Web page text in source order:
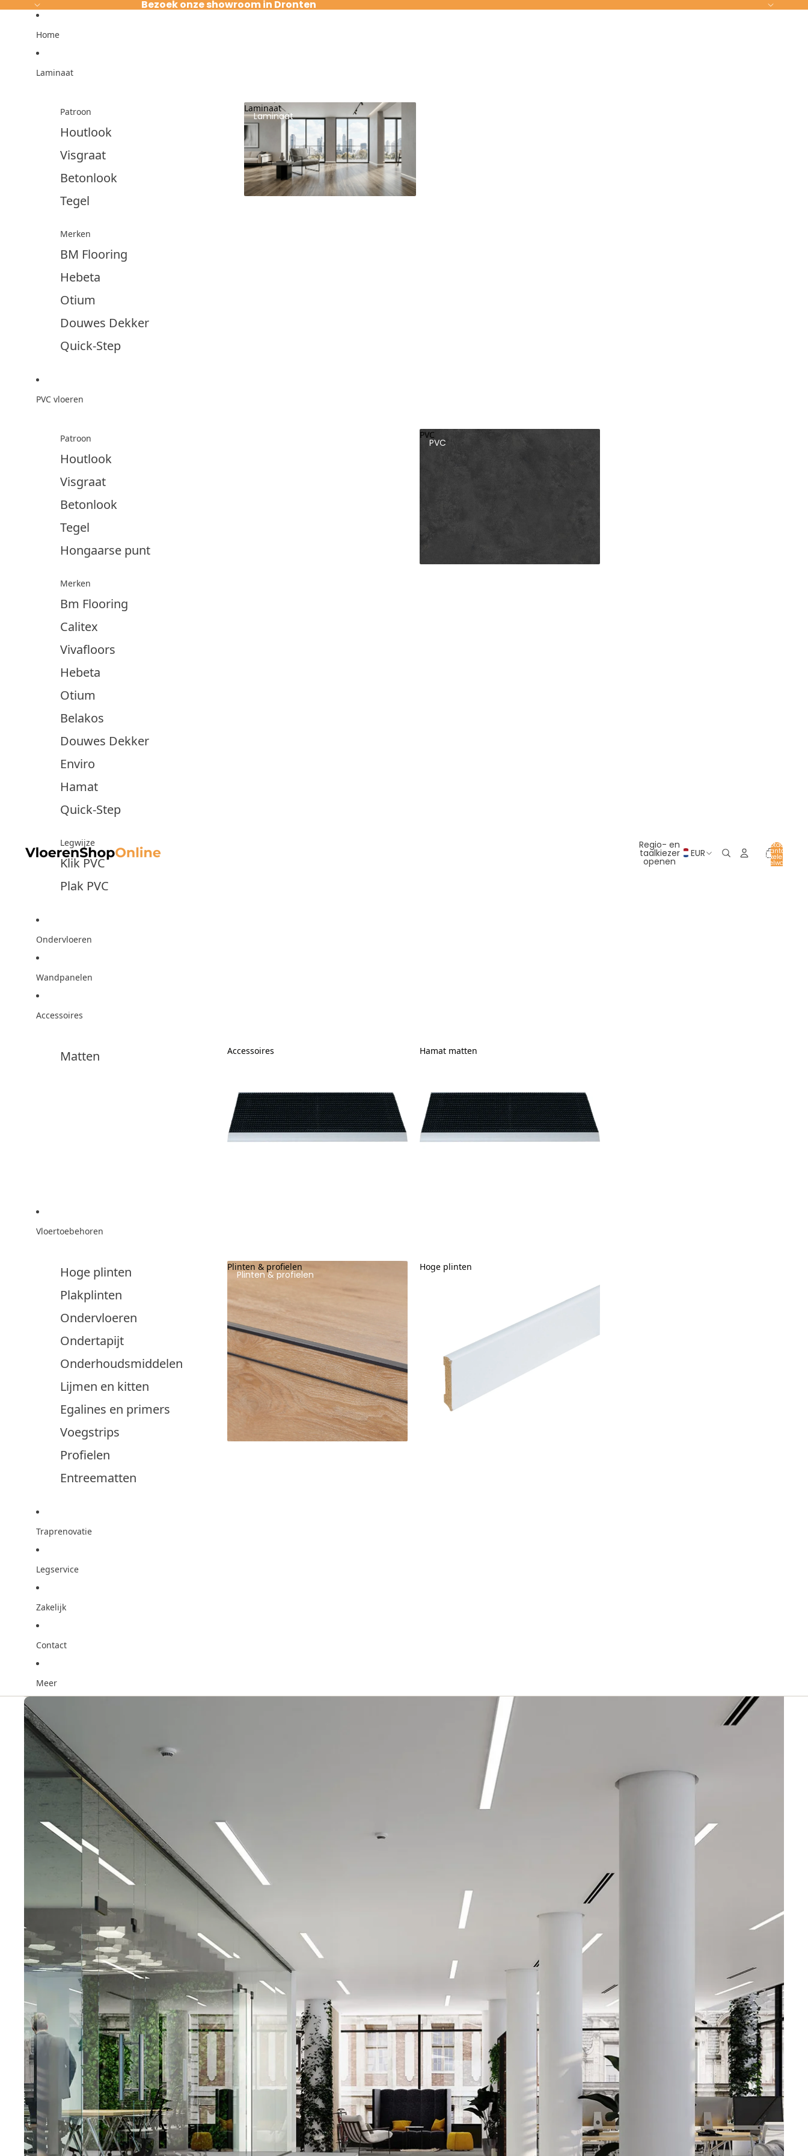
Bezoek onze showroom in Dronten
Home
Laminaat
Patroon
Houtlook
Visgraat
Betonlook
Tegel
Merken
BM Flooring
Hebeta
Otium
Douwes Dekker
Quick-Step
Laminaat
Laminaat
PVC vloeren
Patroon
Houtlook
Visgraat
Betonlook
Tegel
Hongaarse punt
Merken
Bm Flooring
Calitex
Vivafloors
Hebeta
Otium
Belakos
Douwes Dekker
Enviro
Hamat
Quick-Step
Legwijze
Klik PVC
Plak PVC
PVC
PVC
Ondervloeren
Wandpanelen
Accessoires
Matten Accessoires Hamat matten
Vloertoebehoren
Hoge plinten
Plakplinten
Ondervloeren
Ondertapijt
Onderhoudsmiddelen
Lijmen en kitten
Egalines en primers
Voegstrips
Profielen
Entreematten
Plinten & profielen
Plinten & profielen
Hoge plinten
Hoge plinten
Traprenovatie
Legservice
Zakelijk
Contact
Meer
Regio- en
taalkiezer
openen
EUR
Totaal
aantal
artikelen in
winkelwagen:
0
Ga direct naar de productinformatie